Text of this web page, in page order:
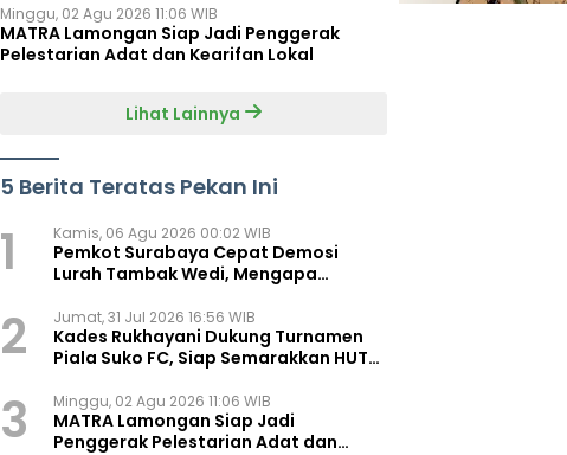
Minggu, 02 Agu 2026 11:06 WIB
MATRA Lamongan Siap Jadi Penggerak
Pelestarian Adat dan Kearifan Lokal
Lihat Lainnya
5 Berita Teratas Pekan Ini
1 Kamis, 06 Agu 2026 00:02 WIB
Pemkot Surabaya Cepat Demosi
Lurah Tambak Wedi, Mengapa
2 Jumat, 31 Jul 2026 16:56 WIB
Kades Rukhayani Dukung Turnamen
Piala Suko FC, Siap Semarakkan HUT
3 Minggu, 02 Agu 2026 11:06 WIB
MATRA Lamongan Siap Jadi
Penggerak Pelestarian Adat dan